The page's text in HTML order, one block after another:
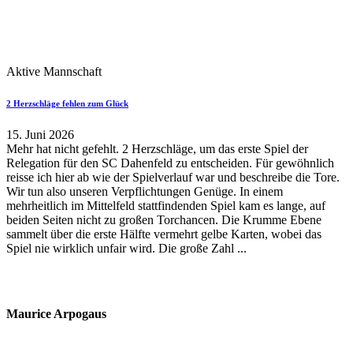
Aktive Mannschaft
2 Herzschläge fehlen zum Glück
15. Juni 2026
Mehr hat nicht gefehlt. 2 Herzschläge, um das erste Spiel der
Relegation für den SC Dahenfeld zu entscheiden. Für gewöhnlich
reisse ich hier ab wie der Spielverlauf war und beschreibe die Tore.
Wir tun also unseren Verpflichtungen Genüge. In einem
mehrheitlich im Mittelfeld stattfindenden Spiel kam es lange, auf
beiden Seiten nicht zu großen Torchancen. Die Krumme Ebene
sammelt über die erste Hälfte vermehrt gelbe Karten, wobei das
Spiel nie wirklich unfair wird. Die große Zahl ...
Maurice Arpogaus